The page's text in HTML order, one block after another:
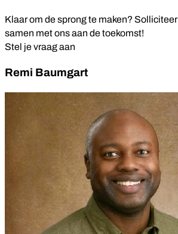
Klaar om de sprong te maken?
samen met ons aan de toekomst!
Stel je vraag aan
Remi Baumgart